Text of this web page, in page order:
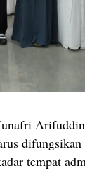
difungsikan
tempat